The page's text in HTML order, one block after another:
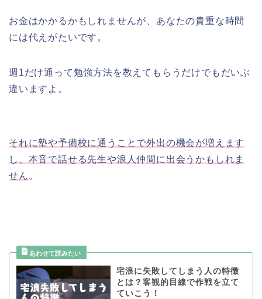
お金はかかるかもしれませんが、あなたの貴重な時間
には代えがたいです。
週1だけ通って勉強方法を教えてもらうだけでもだいぶ
違いますよ。
それに塾や予備校に通うことで外出の機会が増えます
し、本音で話せる先生や浪人仲間に出会うかもしれま
せん 。
宅浪に失敗してしまう人の特徴
とは？客観的目線で作戦を立て
ていこう！